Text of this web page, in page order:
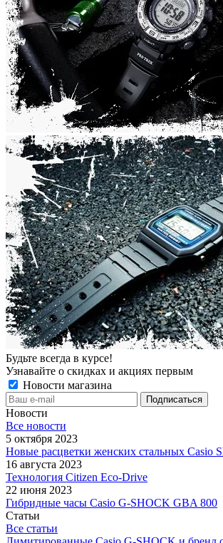
Будьте всегда в курсе!
Узнавайте о скидках и акциях первым
Новости магазина
Новости
Все новости
5 октября 2023
Новые расцветки женских стальных Casio
16 августа 2023
Технология Citizen Eco-Drive
22 июня 2023
Гибридные часы Casio G-SHOCK GBA 800
Статьи
Все статьи